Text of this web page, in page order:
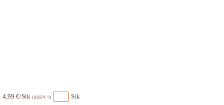
4,99 €/Stk (16,63 € / l) Stk